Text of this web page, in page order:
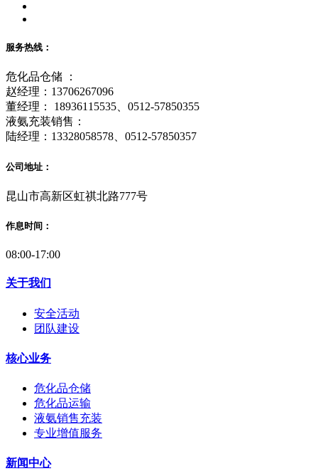
服务热线：
危化品仓储 ：
赵经理：13706267096
董经理： 18936115535、0512-57850355
液氨充装销售：
陆经理：13328058578、0512-57850357
公司地址：
昆山市高新区虹祺北路777号
作息时间：
08:00-17:00
关于我们
安全活动
团队建设
核心业务
危化品仓储
危化品运输
液氨销售充装
专业增值服务
新闻中心